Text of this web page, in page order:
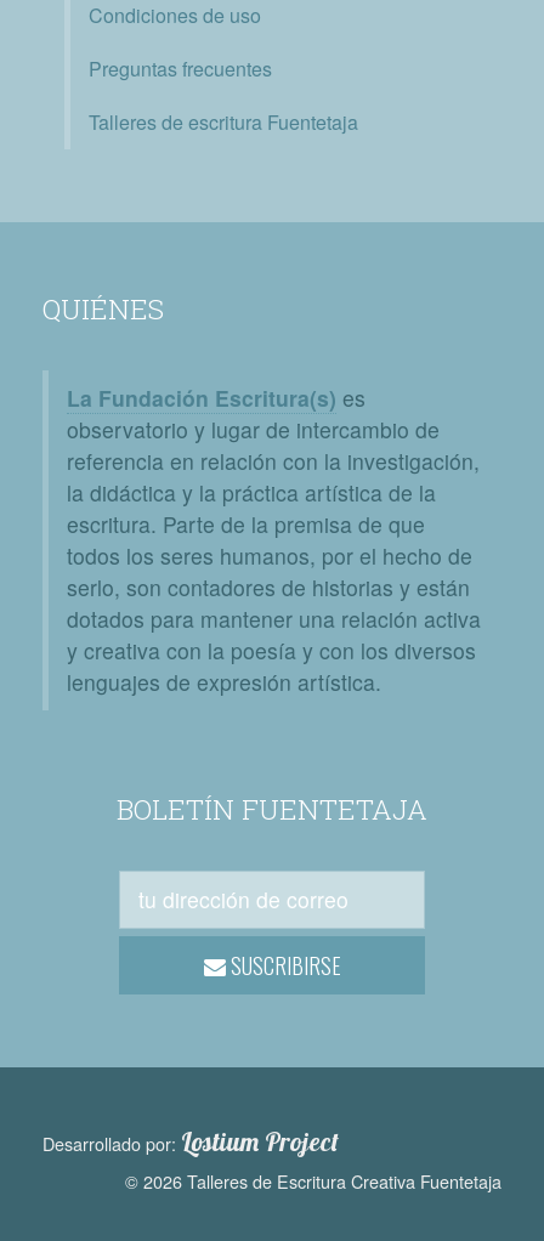
Condiciones de uso
Preguntas frecuentes
Talleres de escritura Fuentetaja
QUIÉNES
La Fundación Escritura(s) es
observatorio y lugar de intercambio de
referencia en relación con la investigación,
la didáctica y la práctica artística de la
escritura. Parte de la premisa de que
todos los seres humanos, por el hecho de
serlo, son contadores de historias y están
dotados para mantener una relación activa
y creativa con la poesía y con los diversos
lenguajes de expresión artística.
BOLETÍN FUENTETAJA
SUSCRIBIRSE
Desarrollado por: Lostium Project
© 2026 Talleres de Escritura Creativa Fuentetaja